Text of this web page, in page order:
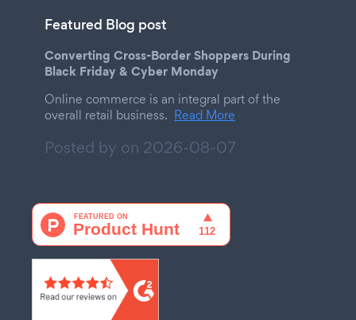
Featured Blog post
Converting Cross-Border Shoppers During
Black Friday & Cyber Monday
Online commerce is an integral part of the
overall retail business. Read More
Posted by on 2026-08-07